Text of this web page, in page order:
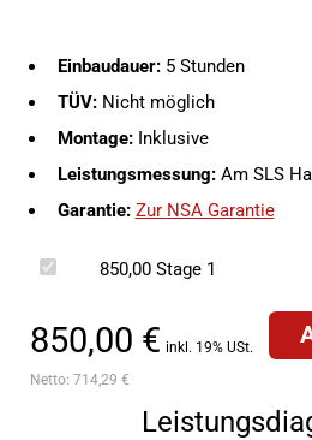
Einbaudauer:5 Stunden
TÜV:Nicht möglich
Montage:Inklusive
Leistungsmessung:Am SLS
Garantie: Zur NSA Garantie
850,00Stage 1
850,00 € inkl. 19% USt.
Netto: 714,29 €